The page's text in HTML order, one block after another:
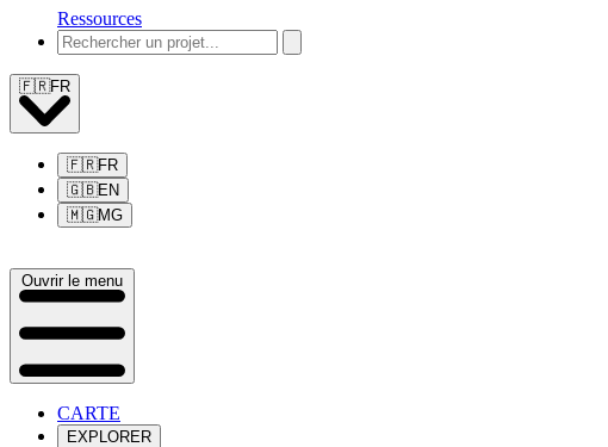
Ressources
🇫🇷FR
🇫🇷FR
🇬🇧EN
🇲🇬MG
Ouvrir le menu
CARTE
EXPLORER